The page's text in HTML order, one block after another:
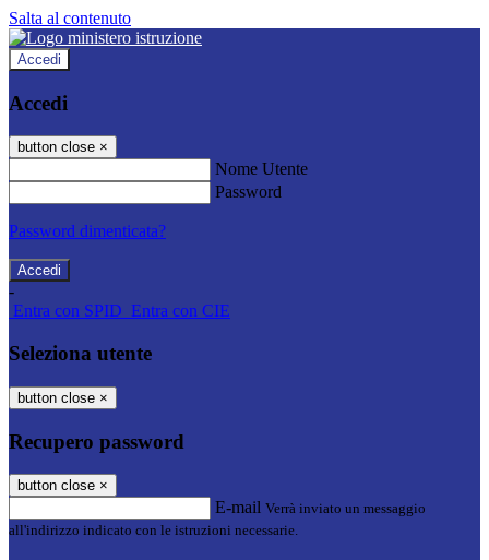
Salta al contenuto
Accedi
Accedi
button close ×
Nome Utente
Password
Password dimenticata?
-
Entra con SPID Entra con CIE
Seleziona utente
button close ×
Recupero password
button close ×
E-mail Verrà inviato un messaggio
all'indirizzo indicato con le istruzioni necessarie.